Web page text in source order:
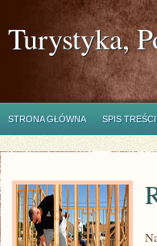
Turystyka,
STRONA GŁÓWNA SPIS TREŚCI